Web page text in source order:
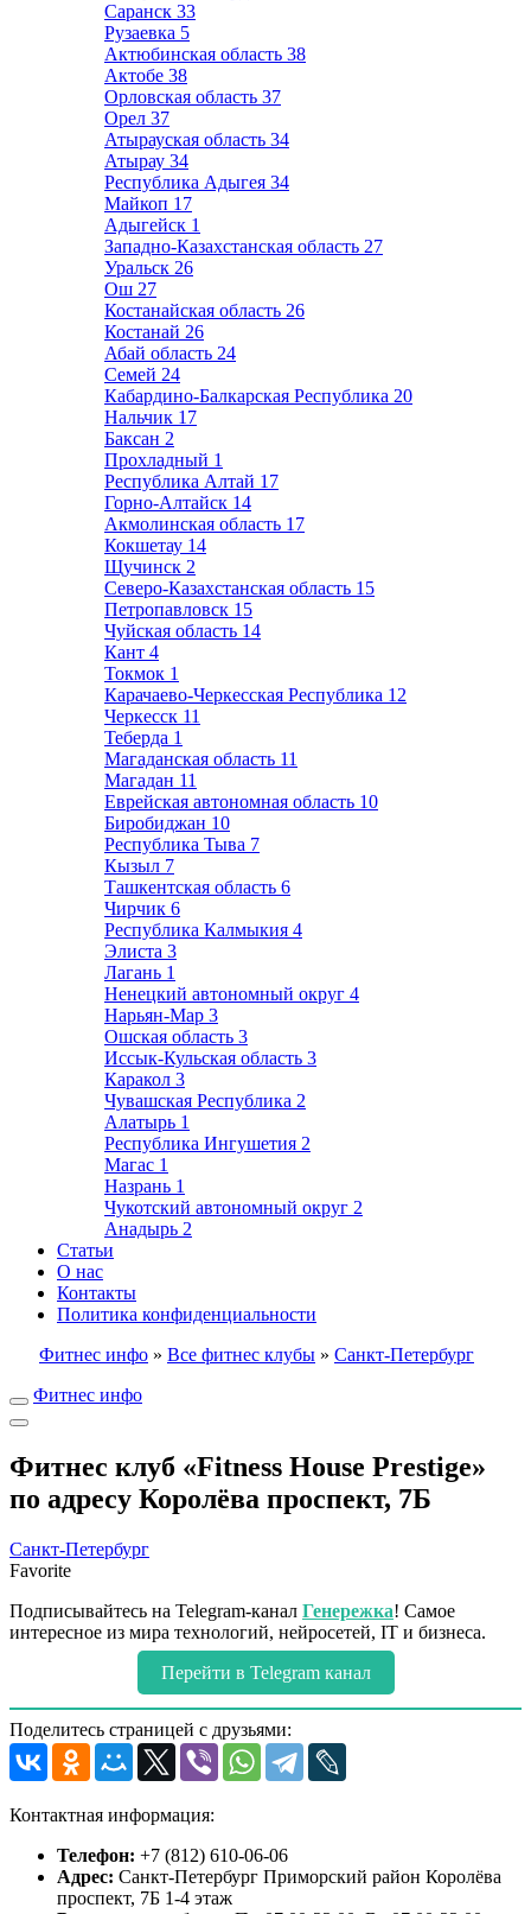
Саранск 33
Рузаевка 5
Актюбинская область 38
Актобе 38
Орловская область 37
Орел 37
Атырауская область 34
Атырау 34
Республика Адыгея 34
Майкоп 17
Адыгейск 1
Западно-Казахстанская область 27
Уральск 26
Ош 27
Костанайская область 26
Костанай 26
Абай область 24
Семей 24
Кабардино-Балкарская Республика 20
Нальчик 17
Баксан 2
Прохладный 1
Республика Алтай 17
Горно-Алтайск 14
Акмолинская область 17
Кокшетау 14
Щучинск 2
Северо-Казахстанская область 15
Петропавловск 15
Чуйская область 14
Кант 4
Токмок 1
Карачаево-Черкесская Республика 12
Черкесск 11
Теберда 1
Магаданская область 11
Магадан 11
Еврейская автономная область 10
Биробиджан 10
Республика Тыва 7
Кызыл 7
Ташкентская область 6
Чирчик 6
Республика Калмыкия 4
Элиста 3
Лагань 1
Ненецкий автономный округ 4
Нарьян-Мар 3
Ошская область 3
Иссык-Кульская область 3
Каракол 3
Чувашская Республика 2
Алатырь 1
Республика Ингушетия 2
Магас 1
Назрань 1
Чукотский автономный округ 2
Анадырь 2
Статьи
О нас
Контакты
Политика конфиденциальности
Фитнес инфо » Все фитнес клубы » Санкт-Петербург
Фитнес инфо
Фитнес клуб «Fitness House Prestige»
по адресу Королёва проспект, 7Б
Санкт-Петербург
Favorite
Подписывайтесь на Telegram-канал Генережка! Самое
интересное из мира технологий, нейросетей, IT и бизнеса.
Перейти в Telegram канал
Поделитесь страницей с друзьями:
Контактная информация:
Телефон: +7 (812) 610-06-06
Адрес: Санкт-Петербург Приморский район Королёва
проспект, 7Б 1-4 этаж